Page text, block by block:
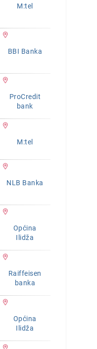
M:tel
BBI Banka
ProCredit
bank
M:tel
NLB Banka
Općina
Ilidža
Raiffeisen
banka
Općina
Ilidža